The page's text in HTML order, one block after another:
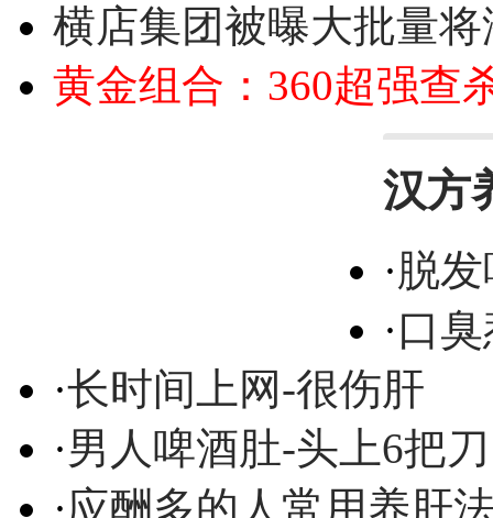
横店集团被曝大批量
黄金组合：360超强查
汉方
·脱
·口
·长时间上网-很伤肝
·男人啤酒肚-头上6把刀
·应酬多的人常用养肝